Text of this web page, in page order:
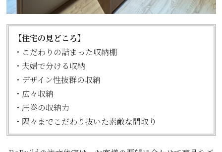
【住宅の見どころ】
・こだわりの詰まった収納棚
・夫婦で分ける収納
・デザイン性抜群の収納
・広々収納
・圧巻の収納力
・隅々までこだわり抜いた素敵な間取り